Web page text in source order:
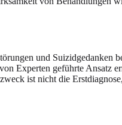
und Suizidgedanken
Experten geführte Ansatz
ist nicht die